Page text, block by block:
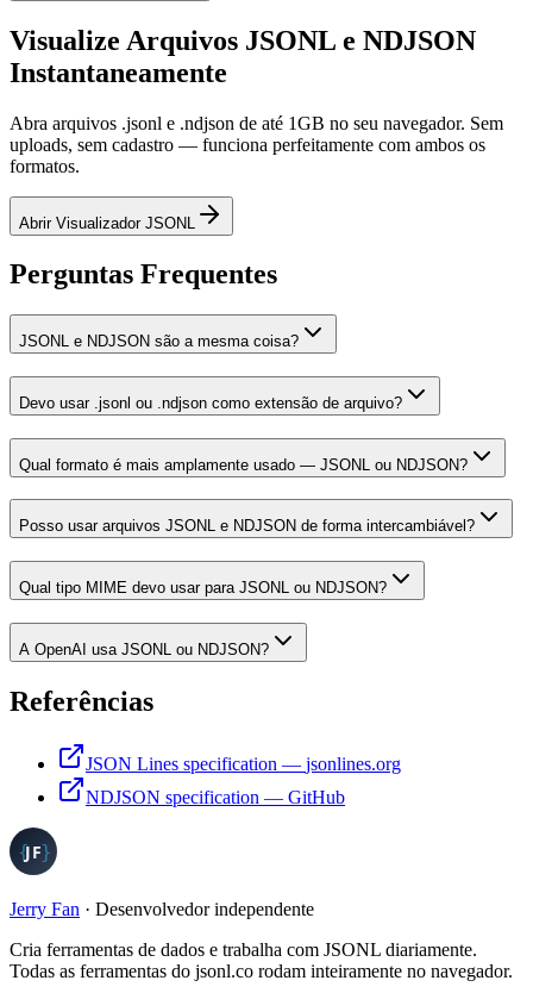
Visualize Arquivos JSONL e NDJSON
Instantaneamente
Abra arquivos .jsonl e .ndjson de até 1GB no seu navegador. Sem
uploads, sem cadastro — funciona perfeitamente com ambos os
formatos.
Abrir Visualizador JSONL
Perguntas Frequentes
JSONL e NDJSON são a mesma coisa?
Devo usar .jsonl ou .ndjson como extensão de arquivo?
Qual formato é mais amplamente usado — JSONL ou NDJSON?
Posso usar arquivos JSONL e NDJSON de forma intercambiável?
Qual tipo MIME devo usar para JSONL ou NDJSON?
A OpenAI usa JSONL ou NDJSON?
Referências
JSON Lines specification — jsonlines.org
NDJSON specification — GitHub
Jerry Fan · Desenvolvedor independente
Cria ferramentas de dados e trabalha com JSONL diariamente.
Todas as ferramentas do jsonl.co rodam inteiramente no navegador.